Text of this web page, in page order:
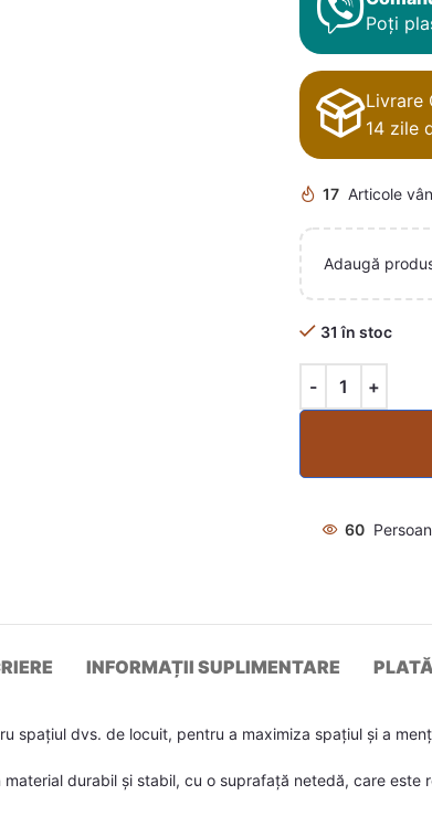
Poți
Livrare
14 zile
17 Articole
Adaugă
31 în stoc
60
INFORMAȚII SUPLIMENTARE
spațiul dvs. de locuit, pentru a maximiza spațiul și a
durabil și stabil, cu o suprafață netedă, care